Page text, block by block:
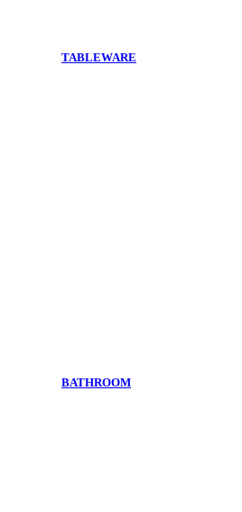
TABLEWARE
BATHROOM